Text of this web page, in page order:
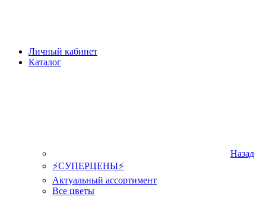
Личный кабинет
Каталог
Назад
⚡СУПЕРЦЕНЫ⚡
Актуальный ассортимент
Все цветы